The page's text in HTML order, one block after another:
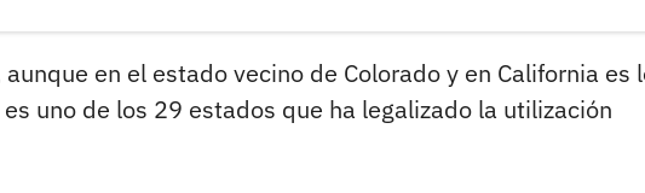
en el estado vecino de Colorado y en California es
uno de los 29 estados que ha legalizado la utilización